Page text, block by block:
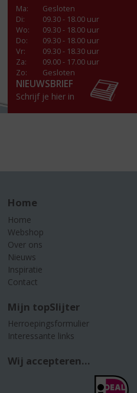
Ma:
Gesloten
Di:
09.30 - 18.00 uur
Wo:
09.30 - 18.00 uur
Do:
09.30 - 18.00 uur
Vr:
09.30 - 18.30 uur
Za:
09.00 - 17.00 uur
Zo:
Gesloten
NIEUWSBRIEF
Schrijf je hier in
Home
Home
Webshop
Over ons
Nieuws
Inspiratie
Contact
Mijn topSlijter
Herroepingsformulier
Interessante links
Wij accepteren...